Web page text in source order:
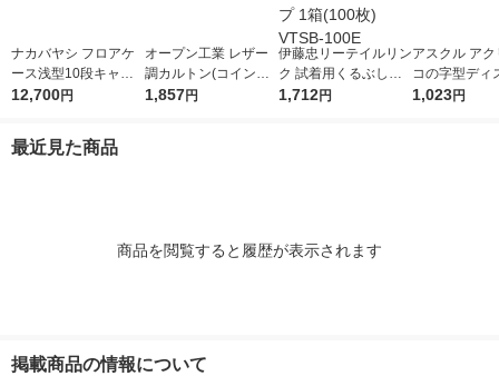
ナカバヤシ フロアケ
ース浅型10段キャス
ター付/白 AF-AC10シ
12,700円
オープン工業 レザー
調カルトン(コイント
レー） 黒
1,857円
伊藤忠リーテイルリン
ク 試着用くるぶしス
トッキング エコノミ
1,712円
アスクル ア
コの字型ディ
XLL 1個 オリ
1,023円
最近見た商品
商品を閲覧すると履歴が表示されます
掲載商品の情報について